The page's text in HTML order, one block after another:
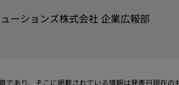
ーションズ株式会社 企業広報部
あり、そこに掲載されている情報は発表日現在の